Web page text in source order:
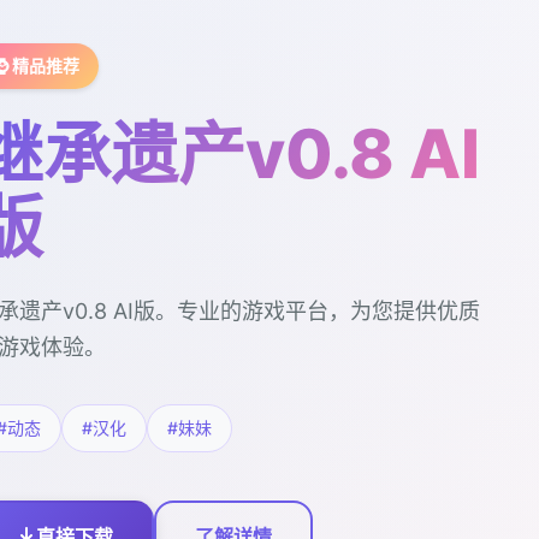
精品推荐
承遗产v0.8 AI
遗产v0.8 AI版。专业的游戏平台，为您提供优质
戏体验。
动态 #汉化 #妹妹